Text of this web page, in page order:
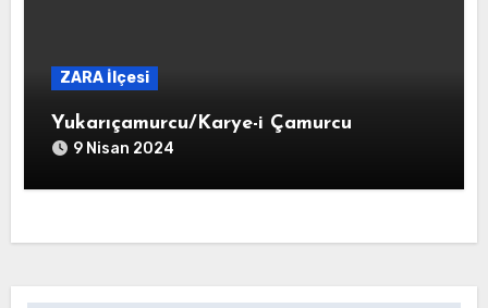
ZARA İlçesi
Yukarıçamurcu/Karye-i Çamurcu
9 Nisan 2024